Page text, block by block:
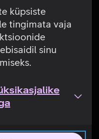
küpsiste
tingimata vaja
sinu
viga